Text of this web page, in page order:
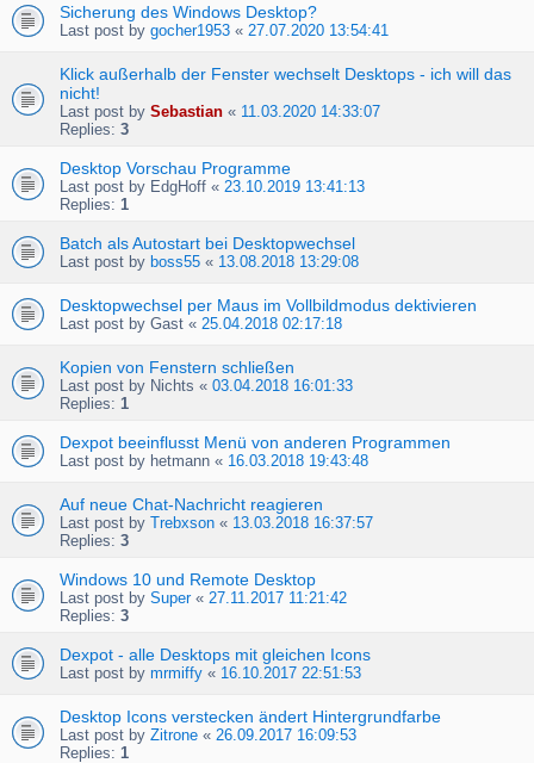
Sicherung des Windows Desktop?
Last post by gocher1953 « 27.07.2020 13:54:41
Klick außerhalb der Fenster wechselt Desktops - ich will das
nicht!
Last post by Sebastian « 11.03.2020 14:33:07
Replies: 3
Desktop Vorschau Programme
Last post by EdgHoff « 23.10.2019 13:41:13
Replies: 1
Batch als Autostart bei Desktopwechsel
Last post by boss55 « 13.08.2018 13:29:08
Desktopwechsel per Maus im Vollbildmodus dektivieren
Last post by Gast « 25.04.2018 02:17:18
Kopien von Fenstern schließen
Last post by Nichts « 03.04.2018 16:01:33
Replies: 1
Dexpot beeinflusst Menü von anderen Programmen
Last post by hetmann « 16.03.2018 19:43:48
Auf neue Chat-Nachricht reagieren
Last post by Trebxson « 13.03.2018 16:37:57
Replies: 3
Windows 10 und Remote Desktop
Last post by Super« 27.11.2017 11:21:42
Replies: 3
Dexpot - alle Desktops mit gleichen Icons
Last post by mrmiffy « 16.10.2017 22:51:53
Desktop Icons verstecken ändert Hintergrundfarbe
Last post by Zitrone « 26.09.2017 16:09:53
Replies: 1